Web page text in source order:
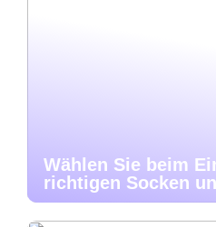
Wählen Sie beim
richtigen Socken